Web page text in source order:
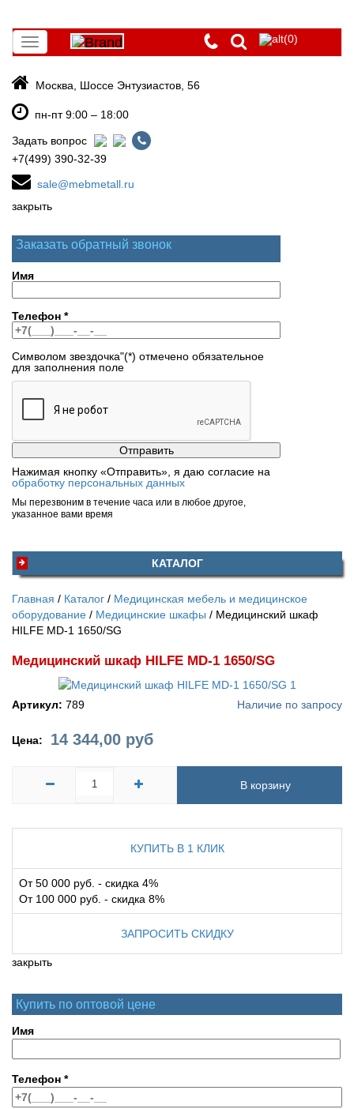
Toggle
navigation
(0)
Москва, Шоссе Энтузиастов, 56
пн-пт 9:00 – 18:00
Задать вопрос
+7(499) 390-32-39
sale@mebmetall.ru
закрыть
Заказать обратный звонок
Имя
Телефон *
Символом звездочка"(*) отмечено обязательное
для заполнения поле
Нажимая кнопку «Отправить», я даю согласие на
обработку персональных данных
Мы перезвоним в течение часа или в любое другое,
указанное вами время
КАТАЛОГ
Главная Каталог
Медицинская мебель и медицинское
оборудование
Медицинские шкафы
Медицинский шкаф
HILFE MD-1 1650/SG
Медицинский шкаф HILFE MD-1 1650/SG
Артикул: 789 Наличие по запросу
Цена: 14 344,00 руб
В корзину
КУПИТЬ В 1 КЛИК
От 50 000 руб. - скидка 4%
От 100 000 руб. - скидка 8%
ЗАПРОСИТЬ СКИДКУ
закрыть
Купить по оптовой цене
Имя
Телефон *